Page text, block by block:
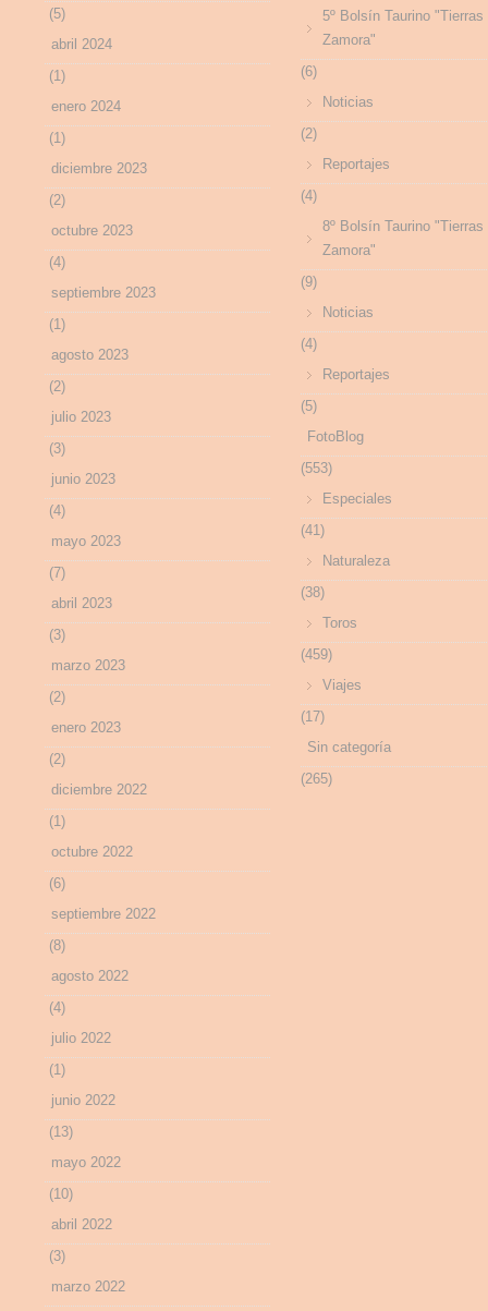
(5)
abril 2024
(1)
enero 2024
(1)
diciembre 2023
(2)
octubre 2023
(4)
septiembre 2023
(1)
agosto 2023
(2)
julio 2023
(3)
junio 2023
(4)
mayo 2023
(7)
abril 2023
(3)
marzo 2023
(2)
enero 2023
(2)
diciembre 2022
(1)
octubre 2022
(6)
septiembre 2022
(8)
agosto 2022
(4)
julio 2022
(1)
junio 2022
(13)
mayo 2022
(10)
abril 2022
(3)
marzo 2022
5º Bolsín Taurino "Tierras
Zamora"
(6)
Noticias
(2)
Reportajes
(4)
8º Bolsín Taurino "Tierras
Zamora"
(9)
Noticias
(4)
Reportajes
(5)
FotoBlog
(553)
Especiales
(41)
Naturaleza
(38)
Toros
(459)
Viajes
(17)
Sin categoría
(265)